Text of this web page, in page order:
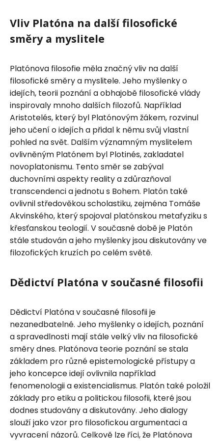
Vliv Platóna na další filosofické
směry a myslitele
Platónova filosofie měla značný vliv na další
filosofické směry a myslitele. Jeho myšlenky o
idejích, teorii poznání a obhajobě filosofické vlády
inspirovaly mnoho dalších filozofů. Například
Aristotelés, který byl Platónovým žákem, rozvinul
jeho učení o idejích a přidal k němu svůj vlastní
pohled na svět. Dalším významným myslitelem
ovlivněným Platónem byl Plotinés, zakladatel
novoplatonismu. Tento směr se zabýval
duchovními aspekty reality a zdůrazňoval
transcendenci a jednotu s Bohem. Platón také
ovlivnil středověkou scholastiku, zejména Tomáše
Akvinského, který spojoval platónskou metafyziku s
křesťanskou teologií. V současné době je Platón
stále studován a jeho myšlenky jsou diskutovány ve
filozofických kruzích po celém světě.
Dědictví Platóna v současné filosofii
Dědictví Platóna v současné filosofii je
nezanedbatelné. Jeho myšlenky o idejích, poznání
a spravedlnosti mají stále velký vliv na filosofické
směry dnes. Platónova teorie poznání se stala
základem pro různé epistemologické přístupy a
jeho koncepce idejí ovlivnila například
fenomenologii a existencialismus. Platón také položil
základy pro etiku a politickou filosofii, které jsou
dodnes studovány a diskutovány. Jeho dialogy
slouží jako vzor pro filosofickou argumentaci a
vyvracení názorů. Celkově lze říci, že Platónova